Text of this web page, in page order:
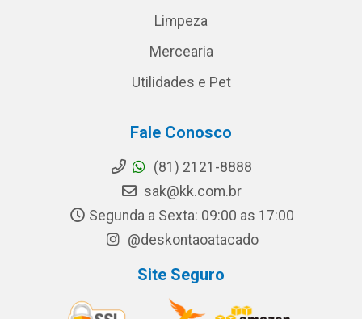
Limpeza
Mercearia
Utilidades e Pet
Fale Conosco
(81) 2121-8888
sak@kk.com.br
Segunda a Sexta: 09:00 as 17:00
@deskontaoatacado
Site Seguro